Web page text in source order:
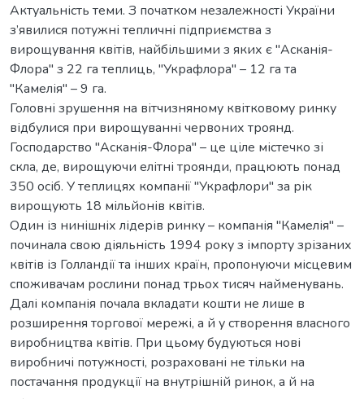
Актуальність теми. З початком незалежності України
з’явилися потужні тепличні підприємства з
вирощування квітів, найбільшими з яких є "Асканія-
Флора" з 22 га теплиць, "Украфлора" – 12 га та
"Камелія" – 9 га.
Головні зрушення на вітчизняному квітковому ринку
відбулися при вирощуванні червоних троянд.
Господарство "Асканія-Флора" – це ціле містечко зі
скла, де, вирощуючи елітні троянди, працюють понад
350 осіб. У теплицях компанії "Украфлори" за рік
вирощують 18 мільйонів квітів.
Один із нинішніх лідерів ринку – компанія "Камелія" –
починала свою діяльність 1994 року з імпорту зрізаних
квітів із Голландії та інших країн, пропонуючи місцевим
споживачам рослини понад трьох тисяч найменувань.
Далі компанія почала вкладати кошти не лише в
розширення торгової мережі, а й у створення власного
виробництва квітів. При цьому будуються нові
виробничі потужності, розраховані не тільки на
постачання продукції на внутрішній ринок, а й на